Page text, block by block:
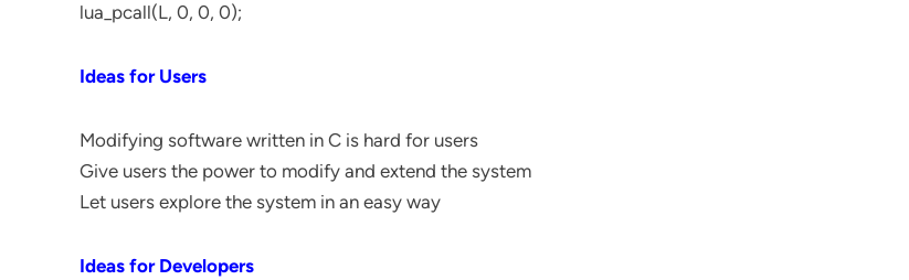
lua_pcall(L, 0, 0, 0);
Ideas for Users
Modifying software written in C is hard for users
Give users the power to modify and extend the system
Let users explore the system in an easy way
Ideas for Developers